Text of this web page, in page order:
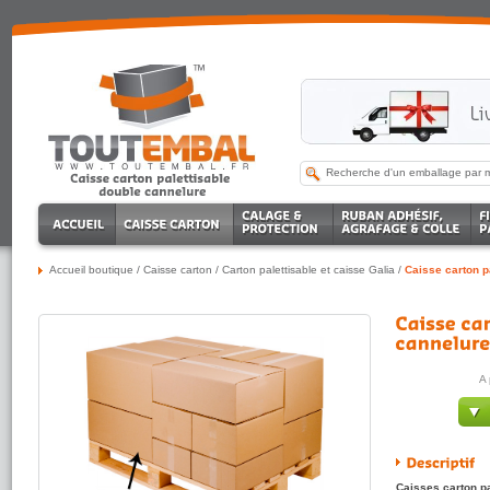
Accueil boutique / Caisse carton / Carton palettisable et caisse Galia / Caisse carton
A
Caisses carton